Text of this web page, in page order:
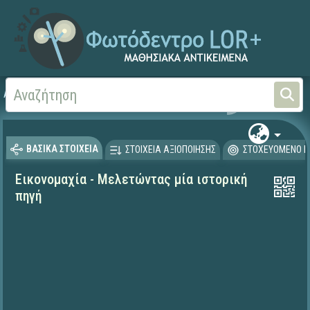
Αρχική
ΒΑΣΙΚΑ ΣΤΟΙΧΕΙΑ ΣΤΟΙΧΕΙΑ ΑΞΙΟΠΟΙΗΣΗΣ ΣΤΟΧΕΥΟΜΕΝΟ
Εικονομαχία - Μελετώντας μία ιστορική
πηγή